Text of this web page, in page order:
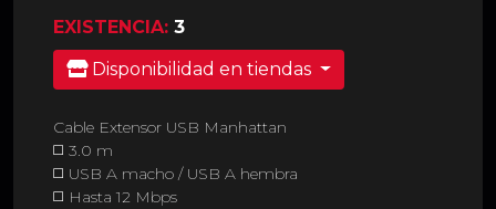
EXISTENCIA: 3
Disponibilidad en tiendas
Cable Extensor USB Manhattan
◻️ 3.0 m
◻️ USB A macho / USB A hembra
◻️ Hasta 12 Mbps